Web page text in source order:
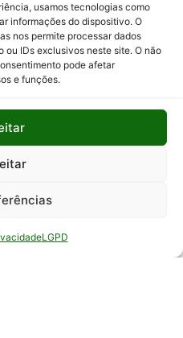
usamos tecnologias como
informações do dispositivo. O
nos permite processar dados
IDs exclusivos neste site. O não
pode afetar
e funções.
LGPD
de